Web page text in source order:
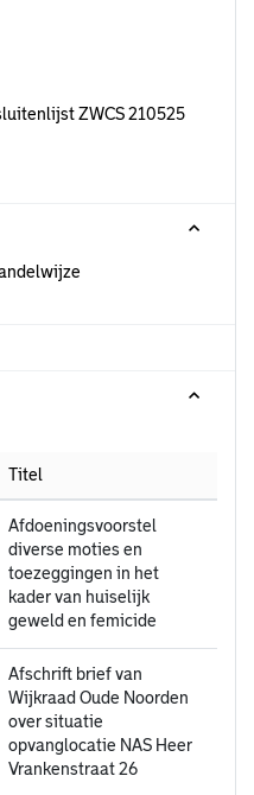
ZWCS 210525
Titel
Afdoeningsvoorstel
diverse moties en
toezeggingen in het
kader van huiselijk
geweld en femicide
Afschrift brief van
Wijkraad Oude Noorden
over situatie
opvanglocatie NAS Heer
Vrankenstraat 26